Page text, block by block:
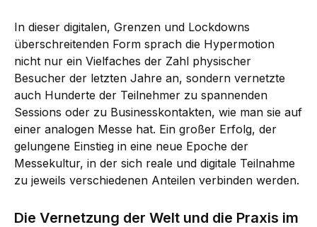
In dieser digitalen, Grenzen und Lockdowns
überschreitenden Form sprach die Hypermotion
nicht nur ein Vielfaches der Zahl physischer
Besucher der letzten Jahre an, sondern vernetzte
auch Hunderte der Teilnehmer zu spannenden
Sessions oder zu Businesskontakten, wie man sie auf
einer analogen Messe hat. Ein großer Erfolg, der
gelungene Einstieg in eine neue Epoche der
Messekultur, in der sich reale und digitale Teilnahme
zu jeweils verschiedenen Anteilen verbinden werden.
Die Vernetzung der Welt und die Praxis im